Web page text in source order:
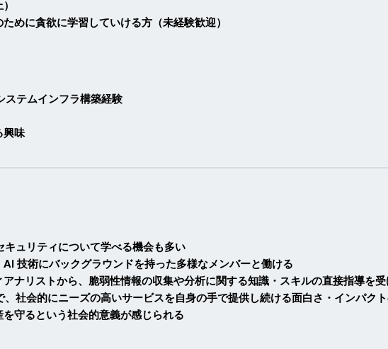
めに貪欲に学習していける方（未経験歓迎）
ステムインフラ構築経験
興味
キュリティについて学べる機会も多い
AI 技術にバックグラウンドを持った多様なメンバーと働ける
アナリストから、脆弱性情報の収集や分析に関する知識・スキルの直接指導を
、社会的にニーズの高いサービスを自身の手で提供し続ける面白さ・インパク
守るという社会的意義が感じられる